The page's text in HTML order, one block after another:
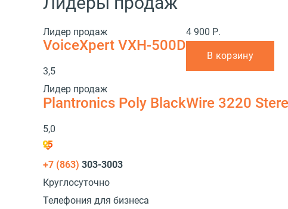
Лидер продаж
VoiceXpert VXH-500D
3,5
4 900 Р.
В корзину
Лидер продаж
Plantronics Poly BlackWire 3220
5,0
+7 (863) 303-3003
Круглосуточно
Телефония для бизнеса